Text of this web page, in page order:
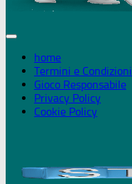
home
Termini e Condizioni
Gioco Responsabile
Privacy Policy
Cookie Policy